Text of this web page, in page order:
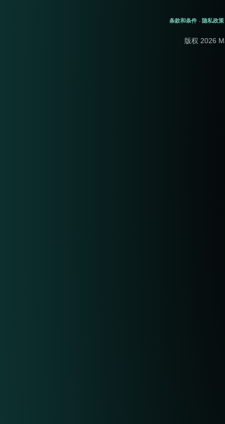
条款和条件 - 隐私政策
版权 2026